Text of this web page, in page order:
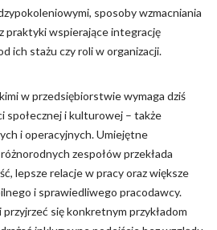
sposoby wzmacniania
praktyki wspierające integrację
ich stażu czy roli w organizacji.
w przedsiębiorstwie wymaga dziś
społecznej i kulturowej – także
i operacyjnych. Umiejętne
zespołów przekłada
lepsze relacje w pracy oraz większe
i sprawiedliwego pracodawcy.
się konkretnym przykładom